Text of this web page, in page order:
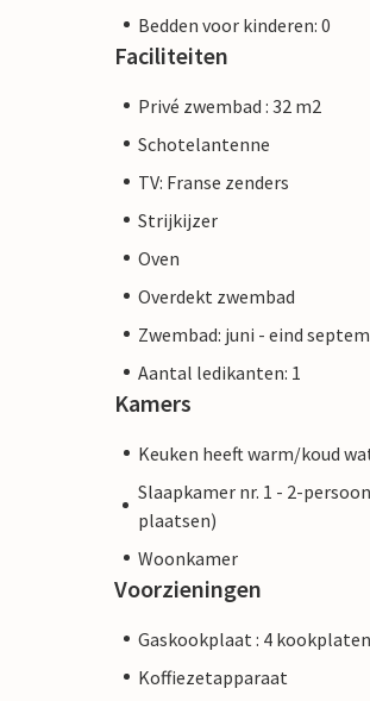
Bedden voor kinderen: 0
Faciliteiten
Privé zwembad : 32 m2
Schotelantenne
TV: Franse zenders
Strijkijzer
Oven
Overdekt zwembad
Zwembad: juni - eind
Aantal ledikanten: 1
Kamers
Keuken heeft warm/koud
Slaapkamer nr. 1 - 2-
plaatsen)
Woonkamer
Voorzieningen
Gaskookplaat : 4 kookplaten
Koffiezetapparaat